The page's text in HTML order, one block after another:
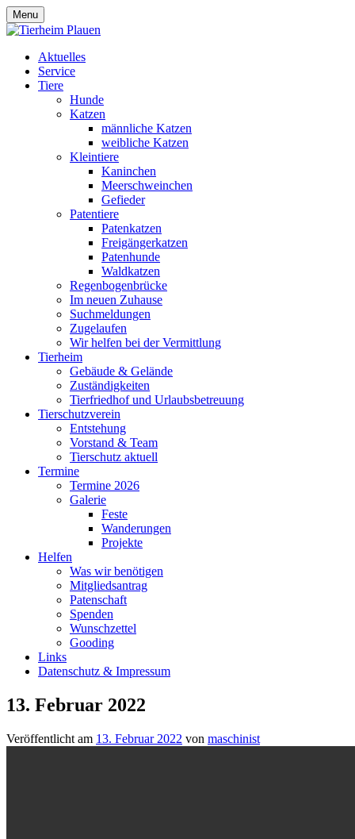
Menu
Aktuelles
Service
Tiere
Hunde
Katzen
männliche Katzen
weibliche Katzen
Kleintiere
Kaninchen
Meerschweinchen
Gefieder
Patentiere
Patenkatzen
Freigängerkatzen
Patenhunde
Waldkatzen
Regenbogenbrücke
Im neuen Zuhause
Suchmeldungen
Zugelaufen
Wir helfen bei der Vermittlung
Tierheim
Gebäude & Gelände
Zuständigkeiten
Tierfriedhof und Urlaubsbetreuung
Tierschutzverein
Entstehung
Vorstand & Team
Tierschutz aktuell
Termine
Termine 2026
Galerie
Feste
Wanderungen
Projekte
Helfen
Was wir benötigen
Mitgliedsantrag
Patenschaft
Spenden
Wunschzettel
Gooding
Links
Datenschutz & Impressum
13. Februar 2022
Veröffentlicht am 13. Februar 2022 von maschinist